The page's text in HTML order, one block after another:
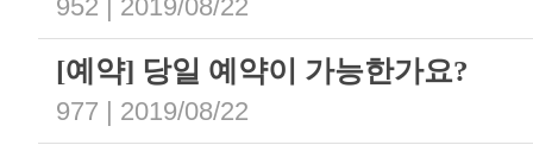
952 | 2019/08/22
[예약] 당일 예약이 가능한가요?
977 | 2019/08/22